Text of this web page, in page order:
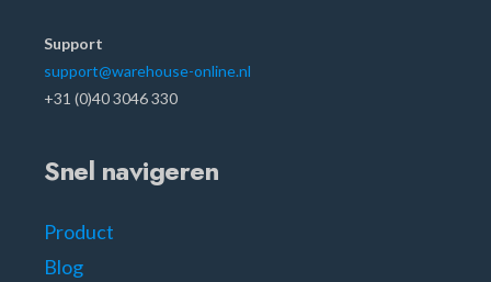
Support
support@warehouse-online.nl
+31 (0)40 3046 330
Snel navigeren
Product
Blog